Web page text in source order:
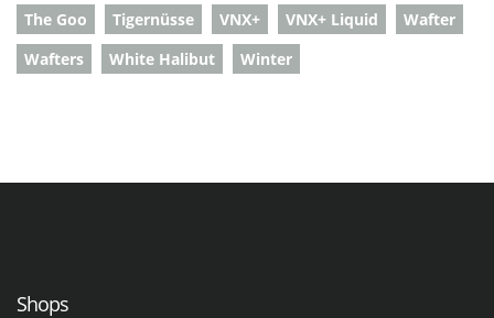
The Goo
Tigernüsse VNX+ VNX+ Liquid
Wafter
Wafters
White Halibut Winter
Shops